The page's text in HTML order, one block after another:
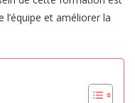
et améliorer la